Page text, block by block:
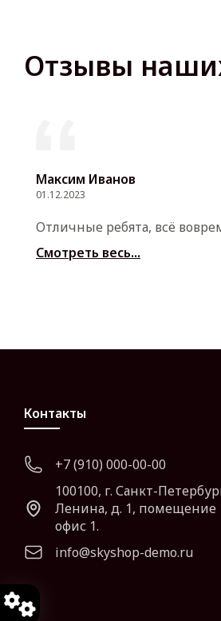
Отзывы
Максим Иванов
01.12.2023
Отличные ребята, всё
Смотреть весь...
Контакты
+7 (910) 000-00-00
100100, г. Санкт-
Ленина, д. 1, помещение
офис 1.
info@skyshop-demo.ru